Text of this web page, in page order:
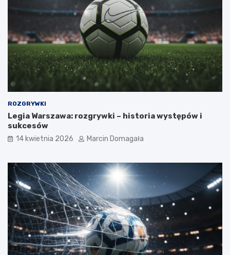
ROZGRYWKI
Legia Warszawa: rozgrywki – historia występów i
sukcesów
14 kwietnia 2026 Marcin Domagała